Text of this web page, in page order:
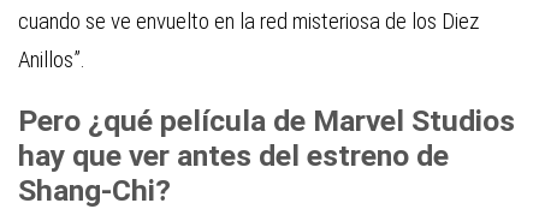
cuando se ve envuelto en la red misteriosa de los Diez
Anillos”.
Pero ¿qué película de Marvel Studios
hay que ver antes del estreno de
Shang-Chi?